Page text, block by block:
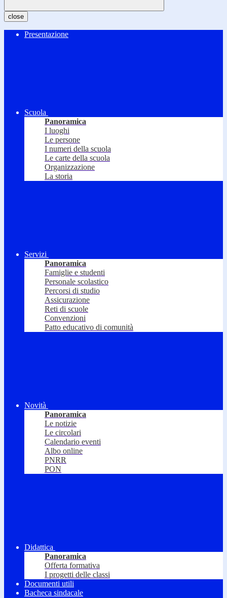
close
Presentazione
Scuola
Panoramica
I luoghi
Le persone
I numeri della scuola
Le carte della scuola
Organizzazione
La storia
Servizi
Panoramica
Famiglie e studenti
Personale scolastico
Percorsi di studio
Assicurazione
Reti di scuole
Convenzioni
Patto educativo di comunità
Novità
Panoramica
Le notizie
Le circolari
Calendario eventi
Albo online
PNRR
PON
Didattica
Panoramica
Offerta formativa
I progetti delle classi
Documenti utili
Bacheca sindacale